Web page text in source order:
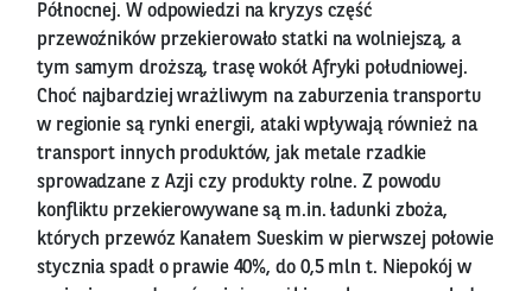
Północnej. W odpowiedzi na kryzys część
przewoźników przekierowało statki na wolniejszą, a
tym samym droższą, trasę wokół Afryki południowej.
Choć najbardziej wrażliwym na zaburzenia transportu
w regionie są rynki energii, ataki wpływają również na
transport innych produktów, jak metale rzadkie
sprowadzane z Azji czy produkty rolne. Z powodu
konfliktu przekierowywane są m.in. ładunki zboża,
których przewóz Kanałem Sueskim w pierwszej połowie
stycznia spadł o prawie 40%, do 0,5 mln t. Niepokój w